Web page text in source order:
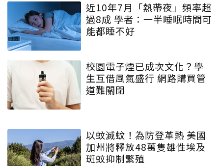
近10年7月「熱帶夜」頻率超
過8成 學者：一半睡眠時間可
能都睡不好
校園電子煙已成次文化？學
生互借風氣盛行 網路購買管
道難關閉
以蚊滅蚊！為防登革熱 美國
加州將釋放48萬隻雄性埃及
斑蚊抑制繁殖